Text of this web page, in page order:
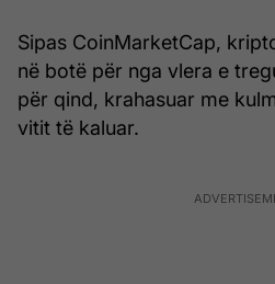
Sipas CoinMarketCap,
në botë për nga vlera e
për qind, krahasuar me
vitit të kaluar.